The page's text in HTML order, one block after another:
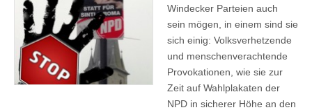
Windecker Parteien auch
sein mögen, in einem sind sie
sich einig: Volksverhetzende
und menschenverachtende
Provokationen, wie sie zur
Zeit auf Wahlplakaten der
NPD in sicherer Höhe an den